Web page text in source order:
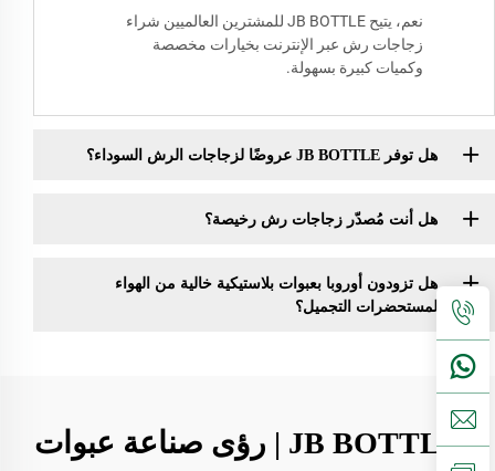
نعم، يتيح JB BOTTLE للمشترين العالميين شراء
زجاجات رش عبر الإنترنت بخيارات مخصصة
وكميات كبيرة بسهولة.
هل توفر JB BOTTLE عروضًا لزجاجات الرش السوداء؟
هل أنت مُصدّر زجاجات رش رخيصة؟
هل تزودون أوروبا بعبوات بلاستيكية خالية من الهواء
لمستحضرات التجميل؟
JB BOTTLE | رؤى صناعة عبوات